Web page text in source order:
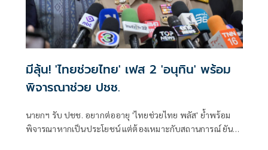
มีลุ้น! 'ไทยช่วยไทย' เฟส 2 'อนุทิน' พร้อม
พิจารณาช่วย ปชช.
นายกฯ รับ ปชช. อยากต่ออายุ 'ไทยช่วยไทย พลัส' ย้ำพร้อม
พิจารณาหากเป็นประโยชน์ แต่ต้องเหมาะกับสถานการณ์ ยัน